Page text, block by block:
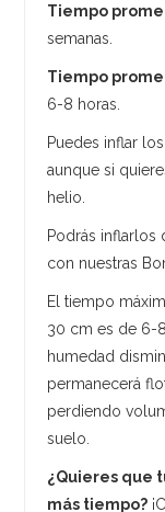
Tiempo
semanas.
Tiempo
6-8 horas.
Puedes inflar
aunque si
helio.
Podrás inflarlos
con nuestras
El tiempo
30 cm es de 6-
humedad
permanecerá
perdiendo
suelo.
¿Quieres que
más tiempo?